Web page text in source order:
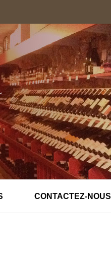
CONTACTEZ-NOUS